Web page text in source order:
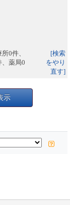
0件、
、薬局0
[検索
をやり
直す]
示